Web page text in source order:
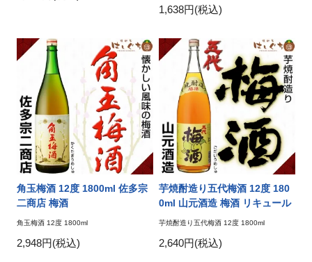
1,638円(税込)
角玉梅酒 12度 1800ml 佐多宗
二商店 梅酒
角玉梅酒 12度 1800ml
2,948円(税込)
芋焼酎造り五代梅酒 12度 180
0ml 山元酒造 梅酒 リキュール
芋焼酎造り五代梅酒 12度 1800ml
2,640円(税込)